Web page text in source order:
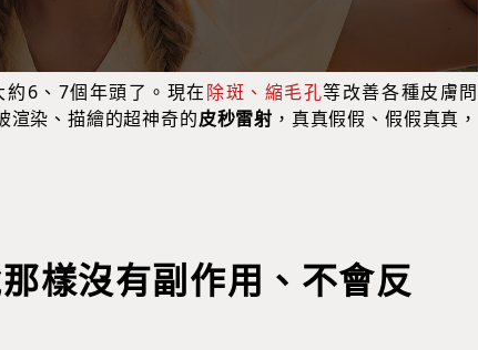
6、7個年頭了。現在除斑、縮毛孔等改善各種皮膚問
渲染、描繪的超神奇的皮秒雷射 ，真真假假、假假真真，
樣沒有副作用、不會反